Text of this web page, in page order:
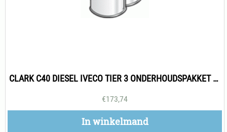
CLARK C40 DIESEL IVECO TIER 3 ONDERHOUDSPAKKET 500H
€173,74
In winkelmand